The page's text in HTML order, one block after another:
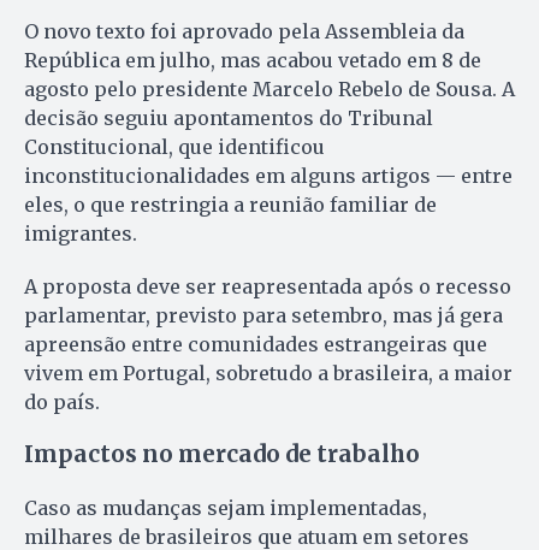
O novo texto foi aprovado pela Assembleia da
República em julho, mas acabou vetado em 8 de
agosto pelo presidente Marcelo Rebelo de Sousa. A
decisão seguiu apontamentos do Tribunal
Constitucional, que identificou
inconstitucionalidades em alguns artigos — entre
eles, o que restringia a reunião familiar de
imigrantes.
A proposta deve ser reapresentada após o recesso
parlamentar, previsto para setembro, mas já gera
apreensão entre comunidades estrangeiras que
vivem em Portugal, sobretudo a brasileira, a maior
do país.
Impactos no mercado de trabalho
Caso as mudanças sejam implementadas,
milhares de brasileiros que atuam em setores